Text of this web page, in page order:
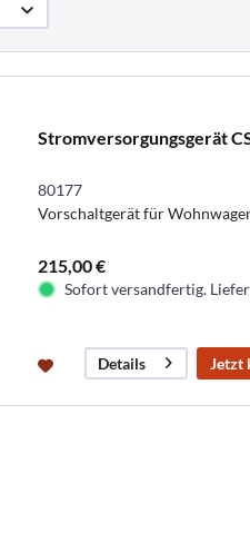
Stromversorgungsgerät
80177
Vorschaltgerät für
215,00 €
Sofort versandfertig.
Details Jetzt